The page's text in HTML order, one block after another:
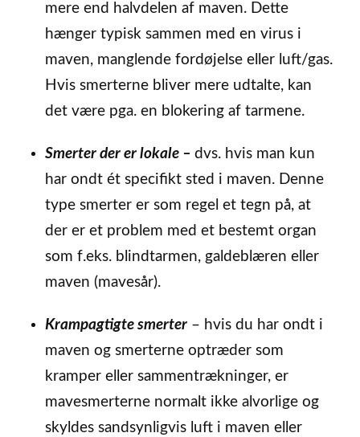
mere end halvdelen af maven. Dette
hænger typisk sammen med en virus i
maven, manglende fordøjelse eller luft/gas.
Hvis smerterne bliver mere udtalte, kan
det være pga. en blokering af tarmene.
Smerter der er lokale – dvs. hvis man kun
har ondt ét specifikt sted i maven. Denne
type smerter er som regel et tegn på, at
der er et problem med et bestemt organ
som f.eks. blindtarmen, galdeblæren eller
maven (mavesår).
Krampagtigte smerter– hvis du har ondt i
maven og smerterne optræder som
kramper eller sammentrækninger, er
mavesmerterne normalt ikke alvorlige og
skyldes sandsynligvis luft i maven eller